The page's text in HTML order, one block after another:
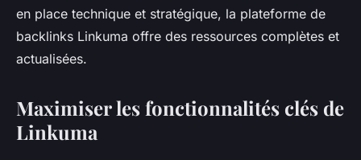
en place technique et stratégique, la plateforme de
backlinks Linkuma offre des ressources complètes et
actualisées.
Maximiser les fonctionnalités clés de
Linkuma